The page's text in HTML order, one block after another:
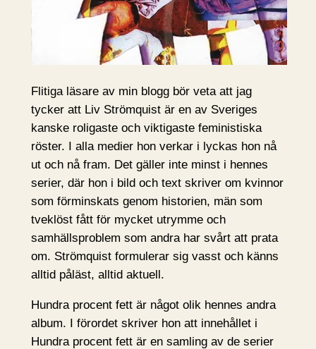
Flitiga läsare av min blogg bör veta att jag
tycker att Liv Strömquist är en av Sveriges
kanske roligaste och viktigaste feministiska
röster. I alla medier hon verkar i lyckas hon nå
ut och nå fram. Det gäller inte minst i hennes
serier, där hon i bild och text skriver om kvinnor
som förminskats genom historien, män som
tveklöst fått för mycket utrymme och
samhällsproblem som andra har svårt att prata
om. Strömquist formulerar sig vasst och känns
alltid påläst, alltid aktuell.
Hundra procent fett är något olik hennes andra
album. I förordet skriver hon att innehållet i
Hundra procent fett är en samling av de serier